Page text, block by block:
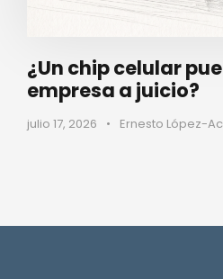
¿Un chip celular
empresa a juicio?
julio 17, 2026 • Ernesto López-